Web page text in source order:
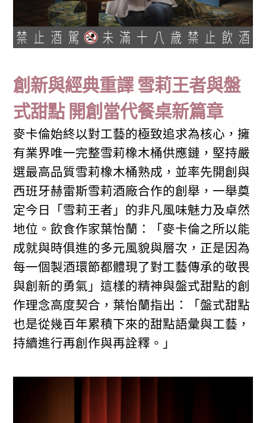
創新與經典重譯 雪莉王者與盤
式甜點 開創當代餐桌新篇章
麥卡倫始終以對工藝的極致追求為核心，擁
有業界唯一完整雪莉橡木桶供應鏈，堅持嚴
選最高品質雪莉橡木桶熟成，並率先開創與
西班牙赫雷斯雪莉酒廠合作的創舉，一舉奠
定今日「雪莉王者」的非凡風味魅力及卓然
地位。飲食作家葉怡蘭：「麥卡倫之所以能
成就與時俱進的多元風貌與層次，正是因為
每一個製酒環節都體現了對工藝傳承的敬畏
與創新的勇氣」這樣的精神與盤式甜點的創
作理念高度契合，葉怡蘭指出：「盤式甜點
也是從幾百年累積下來的甜點語彙與工藝，
持續進行再創作與再詮釋。」